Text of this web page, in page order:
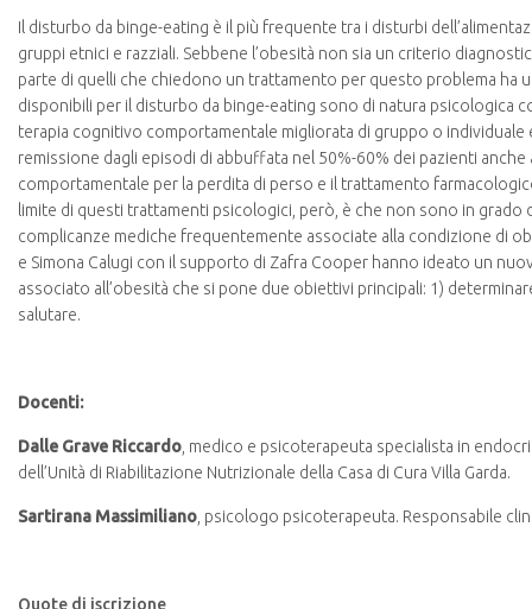
Il disturbo da binge-eating è il più frequente tra i disturbi
gruppi etnici e razziali. Sebbene l’obesità non sia un criterio
parte di quelli che chiedono un trattamento per questo problema ha
disponibili per il disturbo da binge-eating sono di natura psicologica
terapia cognitivo comportamentale migliorata di gruppo o
remissione dagli episodi di abbuffata nel 50%-60% dei pazienti
comportamentale per la perdita di perso e il trattamento
limite di questi trattamenti psicologici, però, è che non sono in
complicanze mediche frequentemente associate alla condizione di
e Simona Calugi con il supporto di Zafra Cooper hanno ideato un
associato all’obesità che si pone due obiettivi principali: 1)
salutare.
Docenti:
Dalle Grave Riccardo , medico e psicoterapeuta specialista in
dell’Unità di Riabilitazione Nutrizionale della Casa di Cura Villa Garda.
Sartirana Massimiliano , psicologo psicoterapeuta. Responsabile
Quote di iscrizione